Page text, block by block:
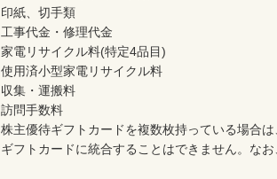
印紙、切手類
工事代金・修理代金
家電リサイクル料(特定4品目)
使用済小型家電リサイクル料
収集・運搬料
訪問手数料
株主優待ギフトカードを複数枚持っている場合
ギフトカードに統合することはできません。な